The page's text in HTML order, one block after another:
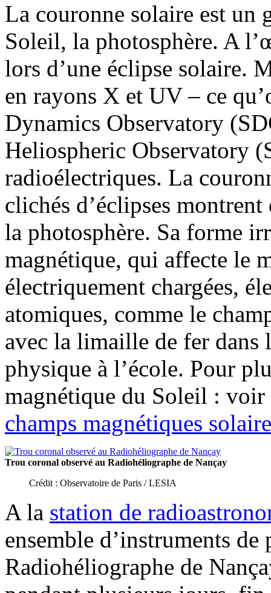
La couronne solaire est un
Soleil, la photosphère. A
lors d’une éclipse solaire.
en rayons X et UV – ce
Dynamics Observatory
Heliospheric Observatory
radioélectriques. La
clichés d’éclipses montrent
la photosphère. Sa forme
magnétique, qui affecte le
électriquement chargées,
atomiques, comme le
avec la limaille de fer dans
physique à l’école. Pour
magnétique du Soleil : voir
champs magnétiques
Trou coronal observé au Radiohéliographe de Nançay
Crédit : Observatoire de Paris / LESIA
A la station de
ensemble d’instruments
Radiohéliographe de